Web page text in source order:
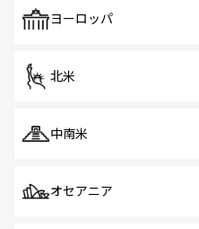
で、ホーカーズは地
ヨーロッパ
北米
中南米
オセアニア